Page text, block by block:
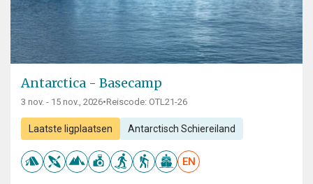
Antarctica - Basecamp
3 nov. - 15 nov., 2026•Reiscode: OTL21-26
Laatste ligplaatsen Antarctisch Schiereiland
EN